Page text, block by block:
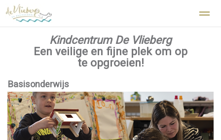
Kindcentrum De Vlieberg Den Helder
Kindcentrum De Vlieberg
Een veilige en fijne plek om op
te opgroeien!
Basisonderwijs